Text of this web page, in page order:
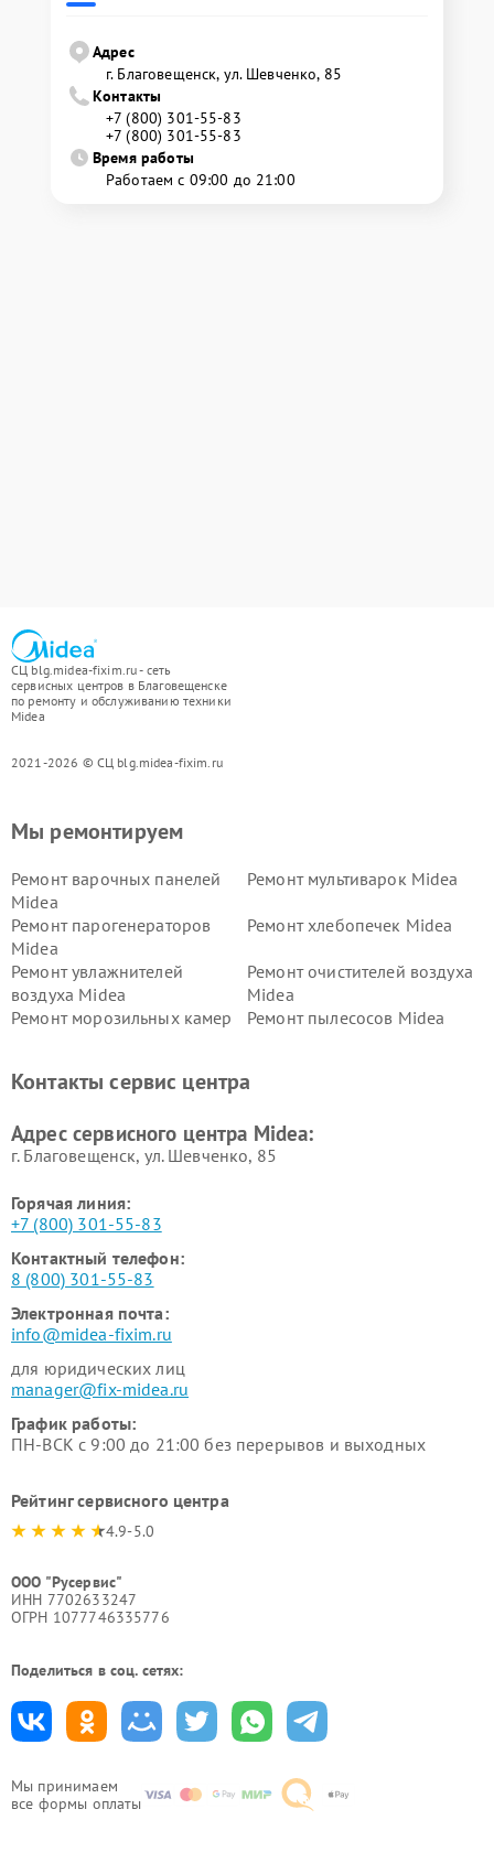
Адрес
г. Благовещенск, ул. Шевченко, 85
Контакты
+7 (800) 301-55-83
+7 (800) 301-55-83
Время работы
Работаем с 09:00 до 21:00
СЦ blg.midea-fixim.ru - сеть
сервисных центров в Благовещенске
по ремонту и обслуживанию техники
Midea
2021-2026 © СЦ blg.midea-fixim.ru
Мы принимаем
все формы оплаты
Мы ремонтируем
Ремонт варочных панелей
Midea
Ремонт мультиварок Midea
Ремонт парогенераторов
Midea
Ремонт хлебопечек Midea
Ремонт увлажнителей
воздуха Midea
Ремонт очистителей воздуха
Midea
Ремонт морозильных камер
Ремонт пылесосов Midea
пылесосов Midea
Midea
Контакты сервис центра
Адрес сервисного центра Midea:
г. Благовещенск, ул. Шевченко, 85
Горячая линия:
+7 (800) 301-55-83
Контактный телефон:
8 (800) 301-55-83
Электронная почта:
info@midea-fixim.ru
для юридических лиц
manager@fix-midea.ru
График работы:
ПН-ВСК с 9:00 до 21:00 без перерывов и выходных
Рейтинг сервисного центра
4.9-5.0
ООО "Русервис"
ИНН 7702633247
ОГРН 1077746335776
Поделиться в соц. сетях: